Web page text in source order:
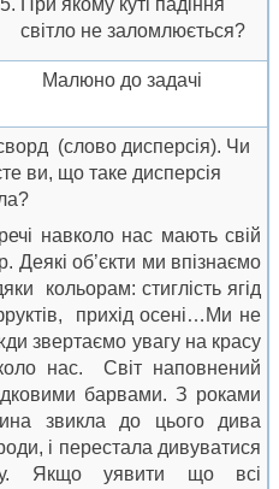
При якому куті падіння
світло не заломлюється?
(слово дисперсія). Чи
ви, що таке дисперсія
навколо нас мають свій
Деякі об’єкти ми впізнаємо
кольорам: стиглість ягід
прихід осені…Ми не
звертаємо увагу на красу
нас. Світ наповнений
барвами. З роками
звикла до цього дива
і перестала дивуватися
Якщо уявити що всі